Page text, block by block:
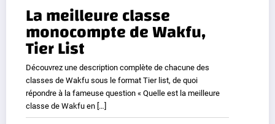
La meilleure classe
monocompte de Wakfu,
Tier List
Découvrez une description complète de chacune des
classes de Wakfu sous le format Tier list, de quoi
répondre à la fameuse question « Quelle est la meilleure
classe de Wakfu en […]